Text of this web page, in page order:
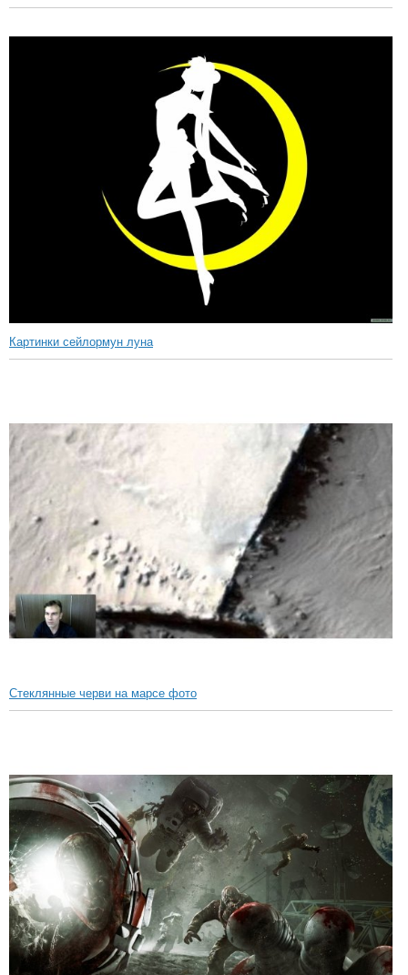
Картинки сейлормун луна
Стеклянные черви на марсе фото